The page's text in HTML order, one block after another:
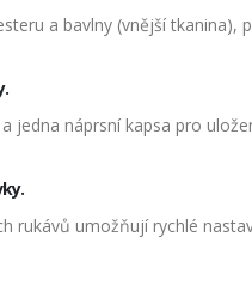
a bavlny (vnější
jedna náprsní kapsa pro
rukávů umožňují rychlé